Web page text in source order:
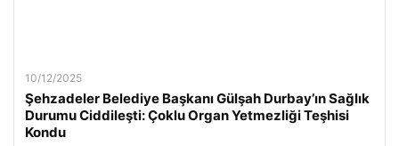
10/12/2025
Şehzadeler Belediye Başkanı Gülşah Durbay’ın Sağlık
Durumu Ciddileşti: Çoklu Organ Yetmezliği Teşhisi
Kondu